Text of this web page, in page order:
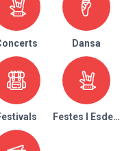
Dansa
Festes I